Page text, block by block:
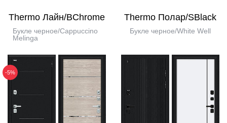
Thermo Лайн/BChrome
Букле черное/Cappuccino
Melinga
-5%
Thermo Полар/SBlack
Букле черное/White Well